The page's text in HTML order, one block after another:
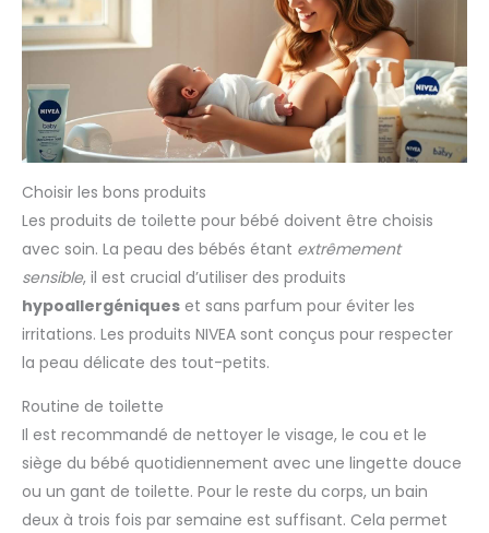
Choisir les bons produits
Les produits de toilette pour bébé doivent être choisis
avec soin. La peau des bébés étant extrêmement
sensible, il est crucial d’utiliser des produits
hypoallergéniques et sans parfum pour éviter les
irritations. Les produits NIVEA sont conçus pour respecter
la peau délicate des tout-petits.
Routine de toilette
Il est recommandé de nettoyer le visage, le cou et le
siège du bébé quotidiennement avec une lingette douce
ou un gant de toilette. Pour le reste du corps, un bain
deux à trois fois par semaine est suffisant. Cela permet